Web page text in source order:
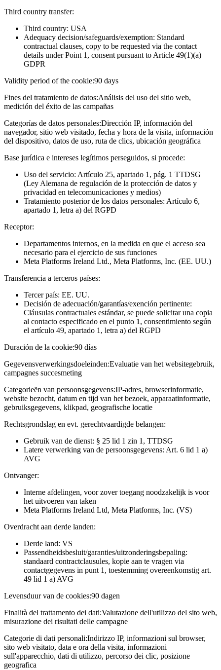
Third country transfer:
Third country: USA
Adequacy decision/safeguards/exemption: Standard
contractual clauses, copy to be requested via the contact
details under Point 1, consent pursuant to Article 49(1)(a)
GDPR
Validity period of the cookie:90 days
Fines del tratamiento de datos:Análisis del uso del sitio web,
medición del éxito de las campañas
Categorías de datos personales:Dirección IP, información del
navegador, sitio web visitado, fecha y hora de la visita, información
del dispositivo, datos de uso, ruta de clics, ubicación geográfica
Base jurídica e intereses legítimos perseguidos, si procede:
Uso del servicio: Artículo 25, apartado 1, pág. 1 TTDSG
(Ley Alemana de regulación de la protección de datos y
privacidad en telecomunicaciones y medios)
Tratamiento posterior de los datos personales: Artículo 6,
apartado 1, letra a) del RGPD
Receptor:
Departamentos internos, en la medida en que el acceso sea
necesario para el ejercicio de sus funciones
Meta Platforms Ireland Ltd., Meta Platforms, Inc. (EE. UU.)
Transferencia a terceros países:
Tercer país: EE. UU.
Decisión de adecuación/garantías/exención pertinente:
Cláusulas contractuales estándar, se puede solicitar una copia
al contacto especificado en el punto 1, consentimiento según
el artículo 49, apartado 1, letra a) del RGPD
Duración de la cookie:90 días
Gegevensverwerkingsdoeleinden:Evaluatie van het websitegebruik,
campagnes succesmeting
Categorieën van persoonsgegevens:IP-adres, browserinformatie,
website bezocht, datum en tijd van het bezoek, apparaatinformatie,
gebruiksgegevens, klikpad, geografische locatie
Rechtsgrondslag en evt. gerechtvaardigde belangen:
Gebruik van de dienst: § 25 lid 1 zin 1, TTDSG
Latere verwerking van de persoonsgegevens: Art. 6 lid 1 a)
AVG
Ontvanger:
Interne afdelingen, voor zover toegang noodzakelijk is voor
het uitvoeren van taken
Meta Platforms Ireland Ltd, Meta Platforms, Inc. (VS)
Overdracht aan derde landen:
Derde land: VS
Passendheidsbesluit/garanties/uitzonderingsbepaling:
standaard contractclausules, kopie aan te vragen via
contactgegevens in punt 1, toestemming overeenkomstig art.
49 lid 1 a) AVG
Levensduur van de cookies:90 dagen
Finalità del trattamento dei dati:Valutazione dell'utilizzo del sito web,
misurazione dei risultati delle campagne
Categorie di dati personali:Indirizzo IP, informazioni sul browser,
sito web visitato, data e ora della visita, informazioni
sull'apparecchio, dati di utilizzo, percorso dei clic, posizione
geografica